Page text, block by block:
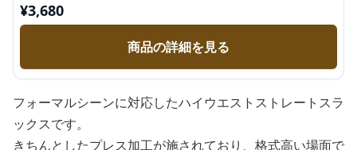
¥3,680
商品の詳細を見る
フォーマルシーンに対応したハイウエストストレートスラ
ックスです。
きちんとしたプレス加工が施されており、格式高い場面で